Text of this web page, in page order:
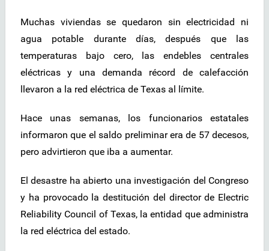
Muchas viviendas se quedaron sin electricidad ni
agua potable durante días, después que las
temperaturas bajo cero, las endebles centrales
eléctricas y una demanda récord de calefacción
llevaron a la red eléctrica de Texas al límite.
Hace unas semanas, los funcionarios estatales
informaron que el saldo preliminar era de 57 decesos,
pero advirtieron que iba a aumentar.
El desastre ha abierto una investigación del Congreso
y ha provocado la destitución del director de Electric
Reliability Council of Texas, la entidad que administra
la red eléctrica del estado.